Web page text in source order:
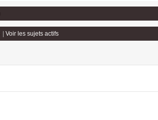
Voir les sujets actifs